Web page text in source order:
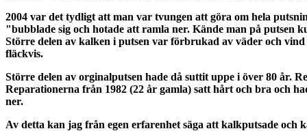
2004 var det tydligt att man var tvungen att göra om hela
"bubblade sig och hotade att ramla ner. Kände man på putsen
Större delen av kalken i putsen var förbrukad av väder och
fläckvis.
Större delen av orginalputsen hade då suttit uppe i över 80 år.
Reparationerna från 1982 (22 år gamla) satt hårt och bra och
ner.
Av detta kan jag från egen erfarenhet säga att kalkputsade och